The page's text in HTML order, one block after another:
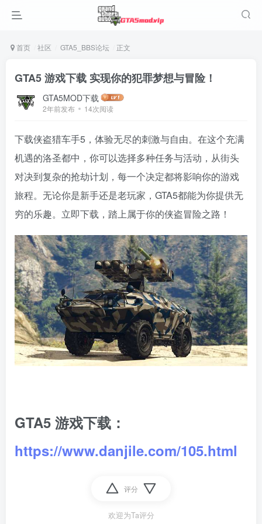
首页 社区 GTA5_BBS论坛 正文
GTA5 游戏下载 实现你的犯罪梦想与冒险！
GTA5MOD下载
2年前发布 14次阅读
下载侠盗猎车手5，体验无尽的刺激与自由。在这个充满
机遇的洛圣都中，你可以选择多种任务与活动，从街头
对决到复杂的抢劫计划，每一个决定都将影响你的游戏
旅程。无论你是新手还是老玩家，GTA5都能为你提供无
穷的乐趣。立即下载，踏上属于你的侠盗冒险之路！
GTA5 游戏下载：
https://www.danjile.com/105.html
评分
欢迎为Ta评分